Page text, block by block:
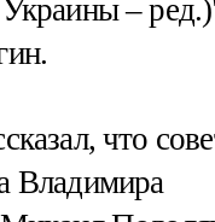
Украины –
что
Владимира